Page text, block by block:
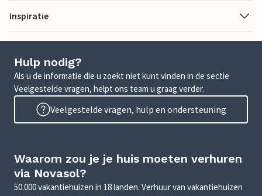
Inspiratie
Hulp nodig?
Als u de informatie die u zoekt niet kunt vinden in de sectie
Veelgestelde vragen, helpt ons team u graag verder.
Veelgestelde vragen, hulp en ondersteuning
Waarom zou je je huis moeten verhuren
via Novasol?
50.000 vakantiehuizen in 18 landen. Verhuur van vakantiehuizen